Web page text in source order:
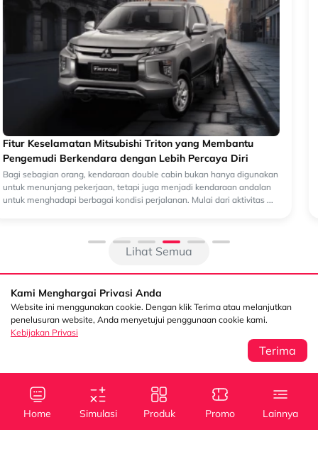
Mengenal Sistem Keselamatan Mitsubishi Destinator dan Manfaatnya
saat Berkendara Saat memilih kendaraan keluarga, faktor
keselamatan menjadi salah satu aspek yang tidak bisa diabaikan.
Selain pe...
Lihat Semua
Kami Menghargai Privasi Anda
Website ini menggunakan cookie. Dengan klik Terima atau melanjutkan
penelusuran website, Anda menyetujui penggunaan cookie kami.
Kebijakan Privasi
Terima
Sentral Senayan 2,
3rd Floor Jl. Asia
Afrika No. 8 Senayan
Home Simulasi Produk Promo Lainnya